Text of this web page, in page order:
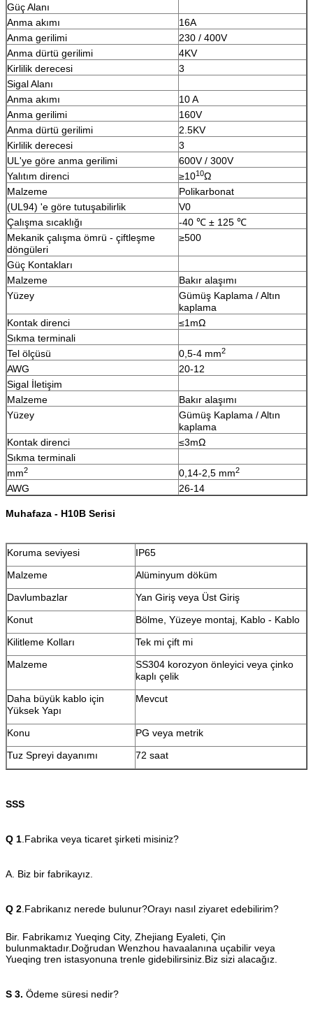
Güç Alanı
Anma akımı
16A
Anma gerilimi
230 / 400V
Anma dürtü gerilimi
4KV
Kirlilik derecesi
3
Sigal Alanı
Anma akımı
10 A
Anma gerilimi
160V
Anma dürtü gerilimi
2.5KV
Kirlilik derecesi
3
UL'ye göre anma gerilimi
600V / 300V
Yalıtım direnci
≥1010Ω
Malzeme
Polikarbonat
(UL94) 'e göre tutuşabilirlik
V0
Çalışma sıcaklığı
-40 ℃ ± 125 ℃
Mekanik çalışma ömrü - çiftleşme
döngüleri
≥500
Güç Kontakları
Malzeme
Bakır alaşımı
Yüzey
Gümüş Kaplama / Altın
kaplama
Kontak direnci
≤1mΩ
Sıkma terminali
Tel ölçüsü
0,5-4 mm2
AWG
20-12
Sigal İletişim
Malzeme
Bakır alaşımı
Yüzey
Gümüş Kaplama / Altın
kaplama
Kontak direnci
≤3mΩ
Sıkma terminali
mm2 0,14-2,5 mm2
AWG 26-14
Muhafaza - H10B Serisi
Koruma seviyesi
IP65
Malzeme
Alüminyum döküm
Davlumbazlar
Yan Giriş veya Üst Giriş
Konut
Bölme, Yüzeye montaj, Kablo - Kablo
Kilitleme Kolları
Tek mi çift mi
Malzeme
SS304 korozyon önleyici veya çinko
kaplı çelik
Daha büyük kablo için
Yüksek Yapı
Mevcut
Konu
PG veya metrik
Tuz Spreyi dayanımı
72 saat
SSS
Q 1 .Fabrika veya ticaret şirketi misiniz?
A. Biz bir fabrikayız.
Q 2 .Fabrikanız nerede bulunur?Orayı nasıl ziyaret edebilirim?
Bir. Fabrikamız Yueqing City, Zhejiang Eyaleti, Çin
bulunmaktadır.Doğrudan Wenzhou havaalanına uçabilir veya
Yueqing tren istasyonuna trenle gidebilirsiniz.Biz sizi alacağız.
S 3. Ödeme süresi nedir?